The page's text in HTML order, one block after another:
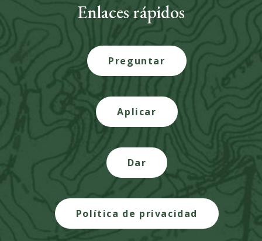
Enlaces rápidos
Preguntar
Aplicar
Dar
Política de privacidad